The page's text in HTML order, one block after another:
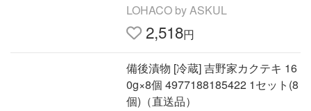
LOHACO by ASKUL
2,518円
備後漬物 [冷蔵] 吉野家カクテキ 16
0g×8個 4977188185422 1セット(8
個)（直送品）